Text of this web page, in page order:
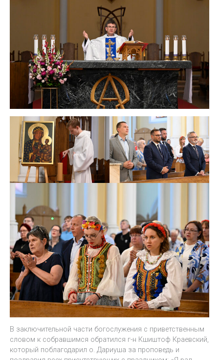
В заключительной части богослужения с приветственным
словом к собравшимся обратился г-н Кшиштоф Краевский,
который поблагодарил о. Дариуша за проповедь и